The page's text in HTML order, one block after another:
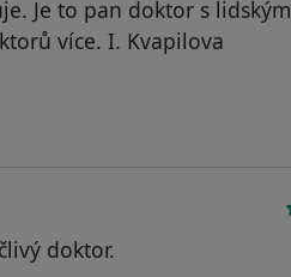
Je to pan doktor s lidským
více. I. Kvapilova
odstraněn
doktor.